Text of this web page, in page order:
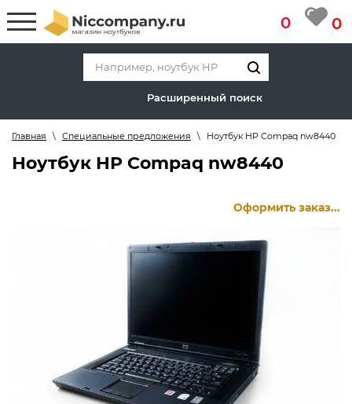
0 0
Расширенный поиск
Главная \ Специальные предложения \ Ноутбук HP Compaq nw8440
Ноутбук HP Compaq nw8440
Оформить заказ...